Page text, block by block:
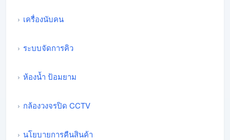
เครื่องนับคน
ระบบจัดการคิว
ห้องน้ำ ป้อมยาม
กล้องวงจรปิด CCTV
นโยบายการคืนสินค้า